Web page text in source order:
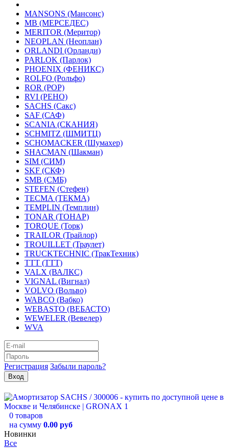
MANSONS (Мансонс)
MB (МЕРСЕДЕС)
MERITOR (Меритор)
NEOPLAN (Неоплан)
ORLANDI (Орланди)
PARLOK (Парлок)
PHOENIX (ФЕНИКС)
ROLFO (Рольфо)
ROR (РОР)
RVI (РЕНО)
SACHS (Сакс)
SAF (САФ)
SCANIA (СКАНИЯ)
SCHMITZ (ШМИТЦ)
SCHOMACKER (Шумахер)
SHACMAN (Шакман)
SIM (СИМ)
SKF (СКФ)
SMB (СМБ)
STEFEN (Стефен)
TECMA (ТЕКМА)
TEMPLIN (Темплин)
TONAR (ТОНАР)
TORQUE (Торк)
TRAILOR (Трайлор)
TROUILLET (Траулет)
TRUCKTECHNIC (ТракТехник)
TTT (ТТТ)
VALX (ВАЛКС)
VIGNAL (Вигнал)
VOLVO (Вольво)
WABCO (Вабко)
WEBASTO (ВЕБАСТО)
WEWELER (Вевелер)
WVA
Регистрация Забыли пароль?
0 товаров
на сумму 0.00 руб
Новинки
Все